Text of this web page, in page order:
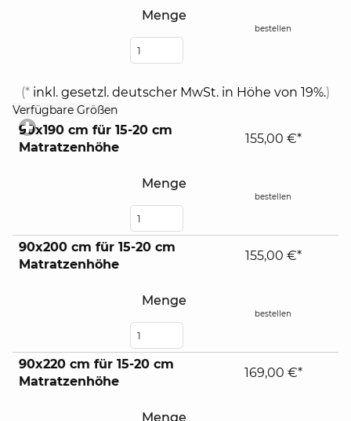
Menge
bestellen
(* inkl. gesetzl. deutscher MwSt. in Höhe von 19%.)
Verfügbare Größen
to
expand
contents
90x190 cm für 15-20 cm
Matratzenhöhe
Menge
155,00 €*
bestellen
90x200 cm für 15-20 cm
Matratzenhöhe
Menge
155,00 €*
bestellen
90x220 cm für 15-20 cm
Matratzenhöhe
Menge
169,00 €*